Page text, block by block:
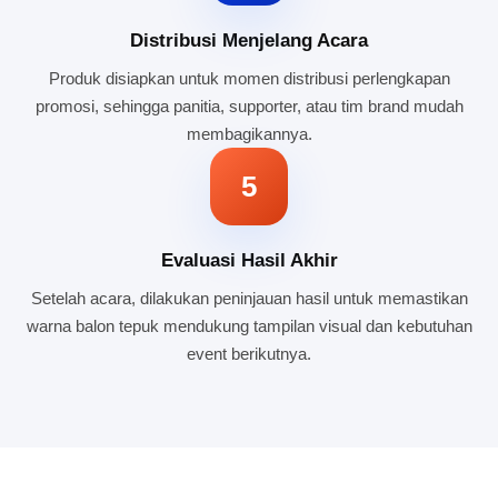
Distribusi Menjelang Acara
Produk disiapkan untuk momen distribusi perlengkapan
promosi, sehingga panitia, supporter, atau tim brand mudah
membagikannya.
5
Evaluasi Hasil Akhir
Setelah acara, dilakukan peninjauan hasil untuk memastikan
warna balon tepuk mendukung tampilan visual dan kebutuhan
event berikutnya.